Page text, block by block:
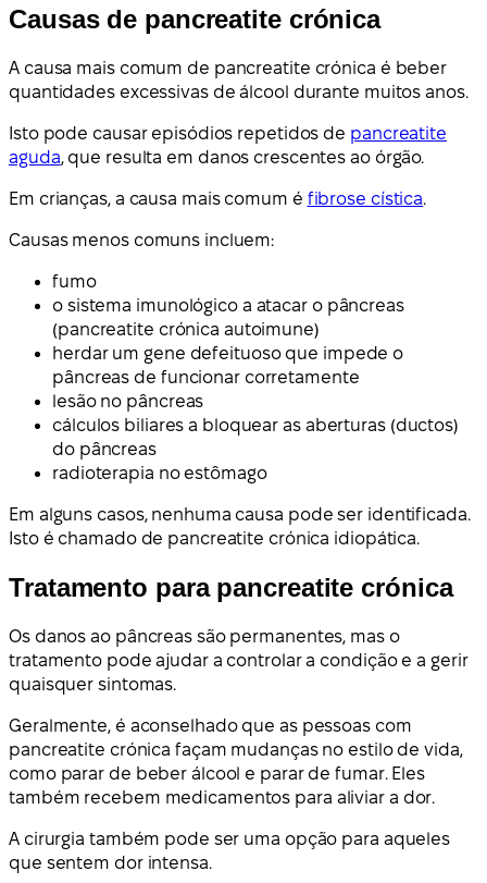
Causas de pancreatite crónica
A causa mais comum de pancreatite crónica é beber
quantidades excessivas de álcool durante muitos anos.
Isto pode causar episódios repetidos de pancreatite
aguda, que resulta em danos crescentes ao órgão.
Em crianças, a causa mais comum é fibrose cística.
Causas menos comuns incluem:
fumo
o sistema imunológico a atacar o pâncreas
(pancreatite crónica autoimune)
herdar um gene defeituoso que impede o
pâncreas de funcionar corretamente
lesão no pâncreas
cálculos biliares a bloquear as aberturas (ductos)
do pâncreas
radioterapia no estômago
Em alguns casos, nenhuma causa pode ser identificada.
Isto é chamado de pancreatite crónica idiopática.
Tratamento para pancreatite crónica
Os danos ao pâncreas são permanentes, mas o
tratamento pode ajudar a controlar a condição e a gerir
quaisquer sintomas.
Geralmente, é aconselhado que as pessoas com
pancreatite crónica façam mudanças no estilo de vida,
como parar de beber álcool e parar de fumar. Eles
também recebem medicamentos para aliviar a dor.
A cirurgia também pode ser uma opção para aqueles
que sentem dor intensa.